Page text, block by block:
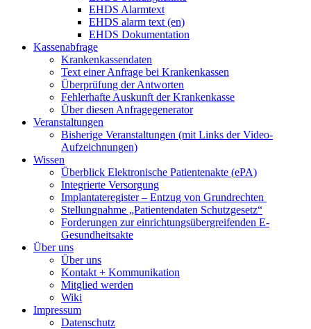
EHDS Alarmtext
EHDS alarm text (en)
EHDS Dokumentation
Kassenabfrage
Krankenkassendaten
Text einer Anfrage bei Krankenkassen
Überprüfung der Antworten
Fehlerhafte Auskunft der Krankenkasse
Über diesen Anfragegenerator
Veranstaltungen
Bisherige Veranstaltungen (mit Links der Video-
Aufzeichnungen)
Wissen
Überblick Elektronische Patientenakte (ePA)
Integrierte Versorgung
Implantateregister – Entzug von Grundrechten
Stellungnahme „Patientendaten Schutzgesetz“
Forderungen zur einrichtungsübergreifenden E-
Gesundheitsakte
Über uns
Über uns
Kontakt + Kommunikation
Mitglied werden
Wiki
Impressum
Datenschutz